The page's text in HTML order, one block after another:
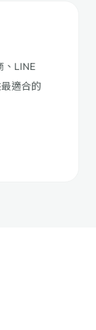
、LINE
適合的